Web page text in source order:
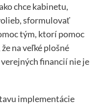
chce kabinetu,
sformulovať
tým, ktorí pomoc
na veľké plošné
financií nie je
implementácie